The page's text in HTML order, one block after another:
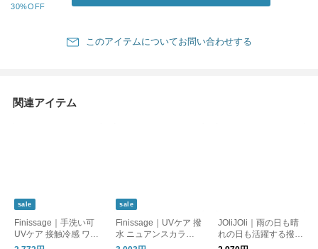
30%OFF
このアイテムについてお問い合わせする
関連アイテム
sale
Finissage｜手洗い可
UVケア 接触冷感 ワイ
ドブリムハット 帽子
sale
Finissage｜UVケア 撥
水 ニュアンスカラー
のライブリー撥水キャ
JOliJOli｜雨の日も晴
れの日も活躍する撥水
キャップ 帽子 [ギフト]